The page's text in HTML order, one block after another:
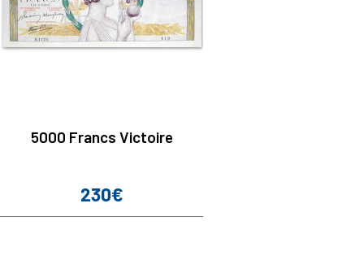
5000 Francs Victoire
Prix
230€